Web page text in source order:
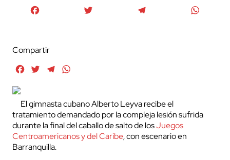
Compartir
FacebookTwitterTelegram
El gimnasta cubano Alberto Leyva recibe el
tratamiento demandado por la compleja lesión sufrida
durante la final del caballo de salto de losJuegos
Centroamericanos y del Caribe, con escenario en
Barranquilla.